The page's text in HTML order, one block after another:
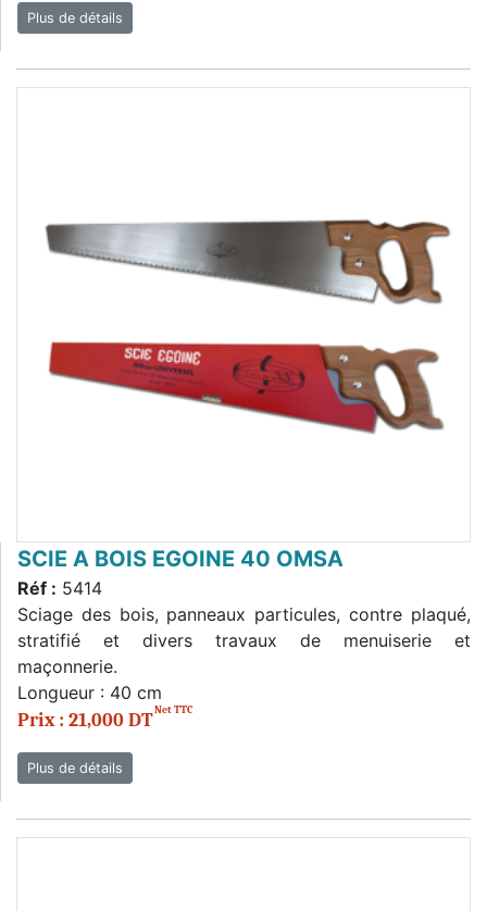
Plus de détails
SCIE A BOIS EGOINE 40 OMSA
Réf : 5414
Sciage des bois, panneaux particules, contre plaqué,
stratifié et divers travaux de menuiserie et
maçonnerie.
Longueur : 40 cm
Prix : 21,000 DTNet TTC
Plus de détails